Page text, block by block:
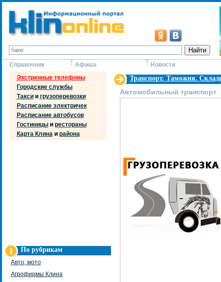
Справочник Афиша
Новости
Экстренные телефоны
Городские службы
Таксии грузоперевозки
Расписание электричек
Расписание автобусов
Гостиницыи рестораны
Карта Клинаи района
По рубрикам
Авто, мото
Агрофирмы Клина
Транспорт. Таможня.
Автомобильный транспорт